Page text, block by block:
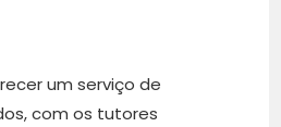
um serviço de
com os tutores